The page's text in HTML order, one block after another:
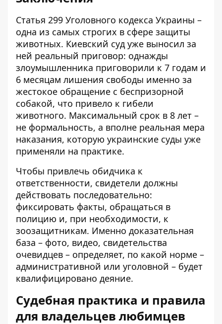
Статья 299 Уголовного кодекса Украины –
одна из самых строгих в сфере защиты
животных. Киевский суд уже выносил за
ней реальный приговор: однажды
злоумышленника приговорили к 7 годам и
6 месяцам лишения свободы именно за
жестокое обращение с беспризорной
собакой, что привело к гибели
животного. Максимальный срок в 8 лет –
не формальность, а вполне реальная мера
наказания, которую украинские суды уже
применяли на практике.
Чтобы привлечь обидчика к
ответственности, свидетели должны
действовать последовательно:
фиксировать факты, обращаться в
полицию и, при необходимости, к
зоозащитникам. Именно доказательная
база – фото, видео, свидетельства
очевидцев – определяет, по какой норме –
административной или уголовной – будет
квалифицировано деяние.
Судебная практика и правила
для владельцев любимцев